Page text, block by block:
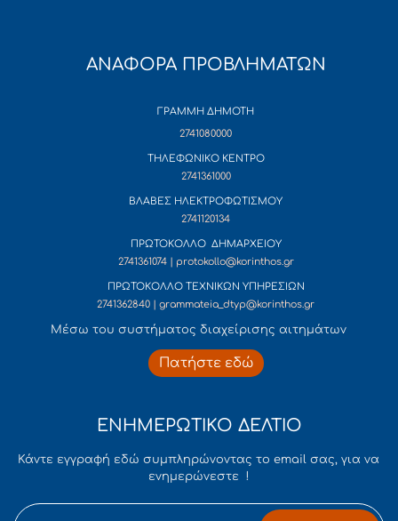
ΑΝΑΦΟΡΑ ΠΡΟΒΛΗΜΑΤΩΝ
ΓΡΑΜΜΗ ΔΗΜΟΤΗ
2741080000
ΤΗΛΕΦΩΝΙΚΟ ΚΕΝΤΡΟ
2741361000
ΒΛΑΒΕΣ ΗΛΕΚΤΡΟΦΩΤΙΣΜΟΥ
2741120134
ΠΡΩΤΟΚΟΛΛΟ ΔΗΜΑΡΧΕΙΟΥ
2741361074 | protokollo@korinthos.gr
ΠΡΩΤΟΚΟΛΛΟ ΤΕΧΝΙΚΩΝ ΥΠΗΡΕΣΙΩΝ
2741362840 | grammateia_dtyp@korinthos.gr
Mέσω του συστήματος διαχείρισης αιτημάτων
Πατήστε εδώ
ΕΝΗΜΕΡΩΤΙΚΟ ΔΕΛΤΙΟ
Κάντε εγγραφή εδώ συμπληρώνοντας το email σας, για να
ενημερώνεστε !